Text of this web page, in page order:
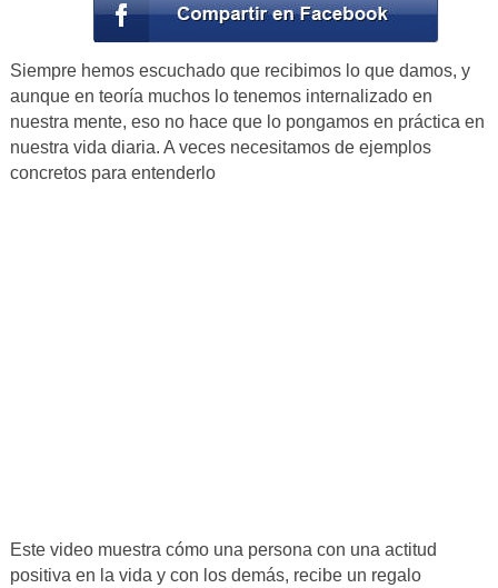
Siempre hemos escuchado que recibimos lo que damos, y
aunque en teoría muchos lo tenemos internalizado en
nuestra mente, eso no hace que lo pongamos en práctica en
nuestra vida diaria. A veces necesitamos de ejemplos
concretos para entenderlo
Este video muestra cómo una persona con una actitud
positiva en la vida y con los demás, recibe un regalo